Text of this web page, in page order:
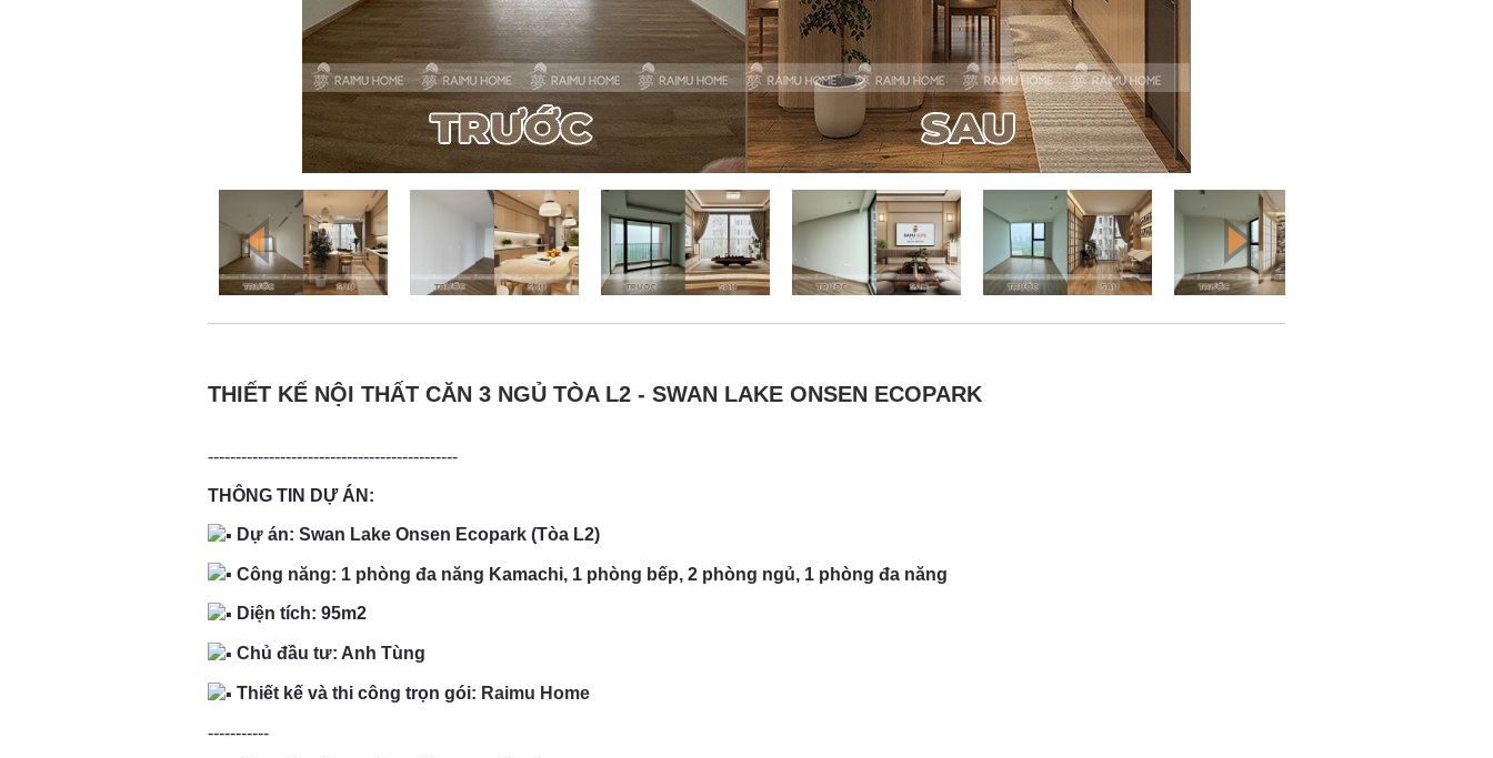
THIẾT KẾ NỘI THẤT CĂN 3 NGỦ TÒA L2 - SWAN LAKE ONSEN ECOPARK
---------------------------------------------
THÔNG TIN DỰ ÁN:
Dự án: Swan Lake Onsen Ecopark (Tòa L2)
Công năng: 1 phòng đa năng Kamachi, 1 phòng bếp, 2 phòng ngủ, 1 phòng đa năng
Diện tích: 95m2
Chủ đầu tư: Anh Tùng
Thiết kế và thi công trọn gói: Raimu Home
-----------